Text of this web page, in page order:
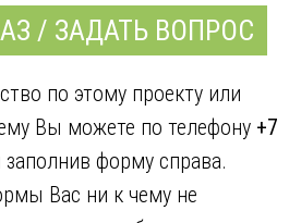
/ ЗАДАТЬ ВОПРОС
по этому проекту или
Вы можете по телефону +7
заполнив форму справа.
Вас ни к чему не